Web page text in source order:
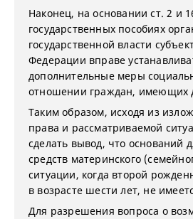
Наконец, на основании ст. 2 и
государственных пособиях
государственной власти
Федерации вправе
дополнительные меры
отношении граждан, имеющих
Таким образом, исходя из
права и рассматриваемой
сделать вывод, что оснований
средств материнского
ситуации, когда второй
в возрасте шести лет, не
Для разрешения вопроса о